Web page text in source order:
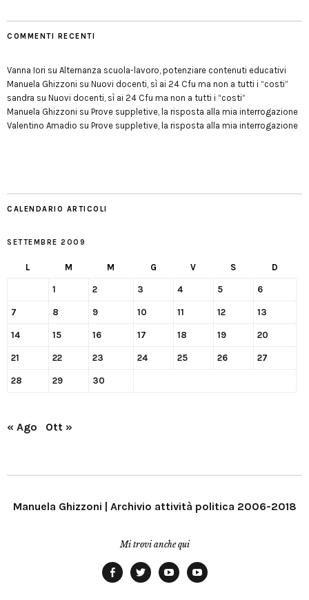
COMMENTI RECENTI
Vanna Iori su Alternanza scuola-lavoro, potenziare contenuti educativi
Manuela Ghizzoni su Nuovi docenti, sì ai 24 Cfu ma non a tutti i “costi”
sandra su Nuovi docenti, sì ai 24 Cfu ma non a tutti i “costi”
Manuela Ghizzoni su Prove suppletive, la risposta alla mia interrogazione
Valentino Amadio su Prove suppletive, la risposta alla mia interrogazione
CALENDARIO ARTICOLI
SETTEMBRE 2009
L M M G V S D
1 2 3 4 5 6
7 8 9 10 11 12 13
14 15 16 17 18 19 20
21 22 23 24 25 26 27
28 29 30
« Ago Ott »
Manuela Ghizzoni | Archivio attività politica 2006-2018
Mi trovi anche qui